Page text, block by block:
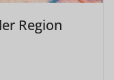
Region